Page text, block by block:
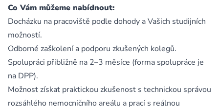
Co Vám můžeme nabídnout:
Docházku na pracoviště podle dohody a Vašich studijních
možností.
Odborné zaškolení a podporu zkušených kolegů.
Spolupráci přibližně na 2–3 měsíce (forma spolupráce je
na DPP).
Možnost získat praktickou zkušenost s technickou správou
rozsáhlého nemocničního areálu a prací s reálnou